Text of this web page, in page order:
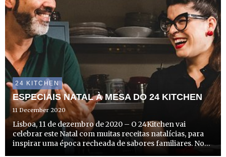
24 KITCHEN
ESPECIAIS NATAL À MESA DO 24 KITCHEN
11 December 2020
Lisboa, 11 de dezembro de 2020 – O 24Kitchen vai
celebrar este Natal com muitas receitas natalícias, para
inspirar uma época recheada de sabores familiares. No